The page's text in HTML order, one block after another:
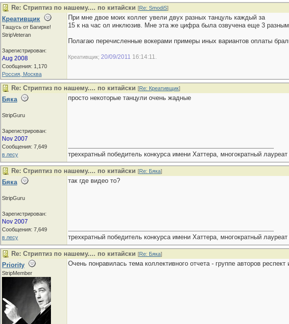
Re: Стриптиз по нашему.... по китайски [Re: SmodiS]
Креативщик
Тащусь от Багирке!
StripVeteran
Зарегистрирован:
Aug 2008
Сообщения: 1,170
Россия, Москва
При мне двое моих коллег увели двух разных танцуль каждый за
15 к на час ол инклюзив. Мне эта же цифра была озвучена еще 3
Полагаю перечисленные вокерами примеры иных вариантов оплаты
Креативщик; 20/09/2011 16:14:11
Re: Стриптиз по нашему.... по китайски [Re: Креативщик]
Бяка
StripGuru
Зарегистрирован:
Nov 2007
Сообщения: 7,649
в лесу
просто некоторые танцули очень жадные
трехкратный победитель конкурса имени Хаттера, многократный
Re: Стриптиз по нашему.... по китайски [Re: Бяка]
Бяка
StripGuru
Зарегистрирован:
Nov 2007
Сообщения: 7,649
в лесу
так где видео то?
трехкратный победитель конкурса имени Хаттера, многократный
Re: Стриптиз по нашему.... по китайски [Re: Бяка]
Priority
StripMember
Очень понравилась тема коллективного отчета - группе авторов